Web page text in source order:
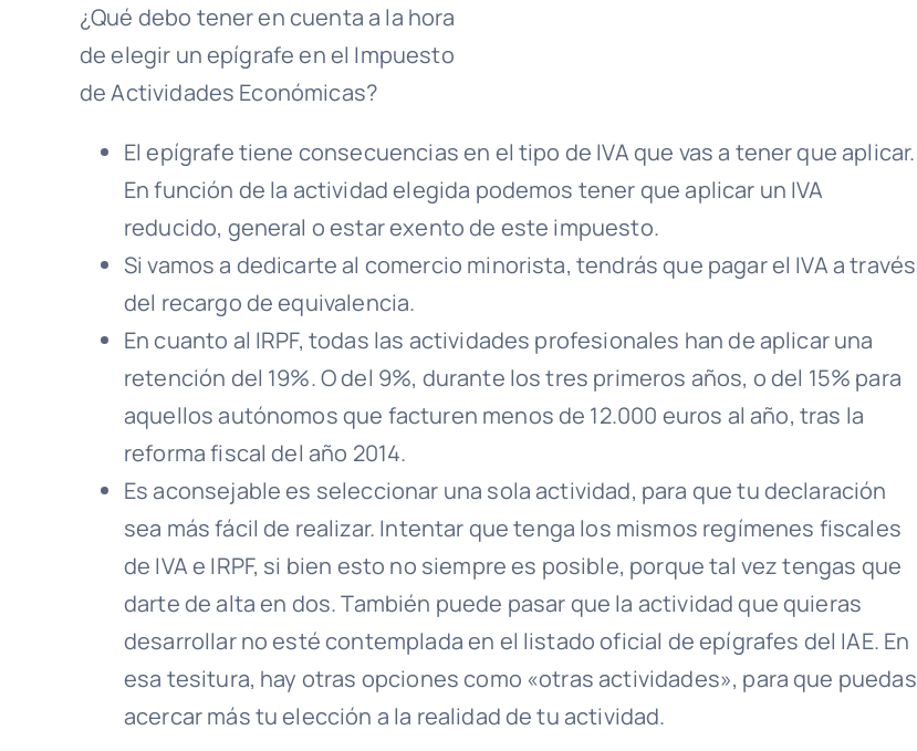
¿Qué debo tener en cuenta a la hora
de elegir un epígrafe en el Impuesto
de Actividades Económicas?
El epígrafe tiene consecuencias en el tipo de IVA que vas a tener que aplicar.
En función de la actividad elegida podemos tener que aplicar un IVA
reducido, general o estar exento de este impuesto.
Si vamos a dedicarte al comercio minorista, tendrás que pagar el IVA a través
del recargo de equivalencia.
En cuanto al IRPF, todas las actividades profesionales han de aplicar una
retención del 19%. O del 9%, durante los tres primeros años, o del 15% para
aquellos autónomos que facturen menos de 12.000 euros al año, tras la
reforma fiscal del año 2014.
Es aconsejable es seleccionar una sola actividad, para que tu declaración
sea más fácil de realizar. Intentar que tenga los mismos regímenes fiscales
de IVA e IRPF, si bien esto no siempre es posible, porque tal vez tengas que
darte de alta en dos. También puede pasar que la actividad que quieras
desarrollar no esté contemplada en el listado oficial de epígrafes del IAE. En
esa tesitura, hay otras opciones como «otras actividades», para que puedas
acercar más tu elección a la realidad de tu actividad.